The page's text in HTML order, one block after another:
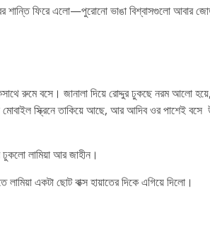
শান্তি ফিরে এলো—পুরোনো ভাঙা বিশ্বাসগুলো আবার
রুমে বসে। জানালা দিয়ে রোদ্দুর ঢুকছে নরম আলো
মোবাইল স্ক্রিনে তাকিয়ে আছে, আর আদিব ওর পাশেই
লামিয়া আর জাহীন।
একটা ছোট বাক্স হায়াতের দিকে এগিয়ে দিলো।